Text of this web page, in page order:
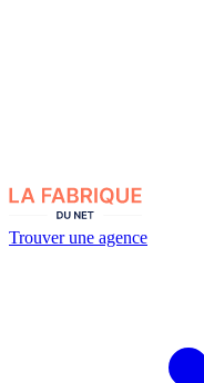
Trouver une agence